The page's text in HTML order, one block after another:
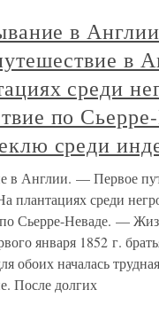
в
в
среди
по
среди
в Англии. — Первое
плантациях среди
Сьерре-Неваде. —
января 1852 г.
обоих началась
После долгих